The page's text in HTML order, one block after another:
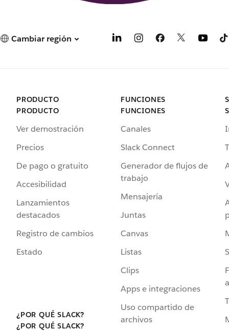
Cambiar región
PRODUCTO
PRODUCTO
Ver demostración
Precios
De pago o gratuito
Accesibilidad
Lanzamientos
destacados
Registro de cambios
Estado
¿POR QUÉ SLACK?
¿POR QUÉ SLACK?
FUNCIONES
FUNCIONES
Canales
Slack Connect
Generador de flujos de
trabajo
Mensajería
Juntas
Canvas
Listas
Clips
Apps e integraciones
Uso compartido de
archivos